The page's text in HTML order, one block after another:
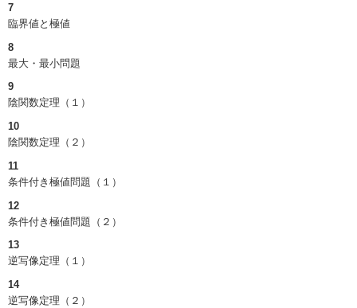
7
臨界値と極値
8
最大・最小問題
9
陰関数定理（１）
10
陰関数定理（２）
11
条件付き極値問題（１）
12
条件付き極値問題（２）
13
逆写像定理（１）
14
逆写像定理（２）